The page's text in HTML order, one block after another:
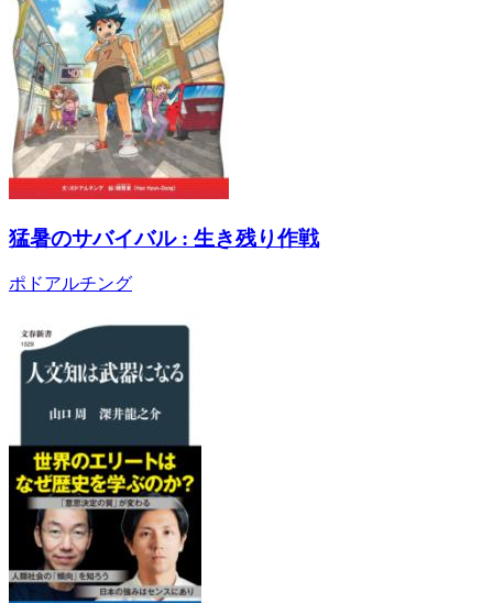
猛暑のサバイバル : 生き残り作戦
ポドアルチング